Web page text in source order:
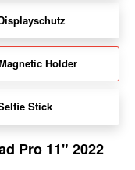
Holder
Stick
Pro 11" 2022